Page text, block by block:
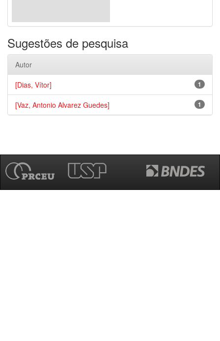
Sugestões de pesquisa
Autor
1
[Dias, Vítor]
1
[Vaz, Antonio Alvarez Guedes]